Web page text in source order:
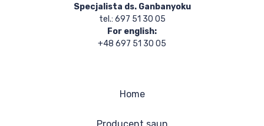
Specjalista ds. Ganbanyoku
tel.: 697 51 30 05
For english:
+48 697 51 30 05
Home